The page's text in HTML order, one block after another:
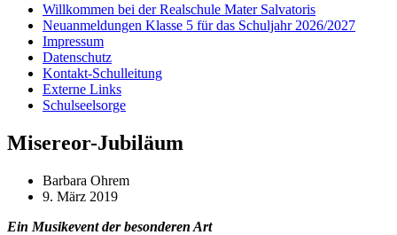
Willkommen bei der Realschule Mater Salvatoris
Neuanmeldungen Klasse 5 für das Schuljahr 2026/2027
Impressum
Datenschutz
Kontakt-Schulleitung
Externe Links
Schulseelsorge
Misereor-Jubiläum
Barbara Ohrem
9. März 2019
Ein Musikevent der besonderen Art